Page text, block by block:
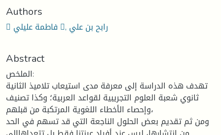
Authors
 فاطمة عليلي , رابح بن علي
Abstract
الملخص:
تهدف هذه الدراسة إلى معرفة مدى استيعاب تلاميذ الثانية
ثانوي شعبة العلوم التجريبية لقواعد العربية؛ وكذا تصنيف
وإحصاء الأخطاء اللغوية المرتكبة من قبلهم،
ومن ثم تقديم بعض الحلول الناجعة التي قد تسهم في الحد